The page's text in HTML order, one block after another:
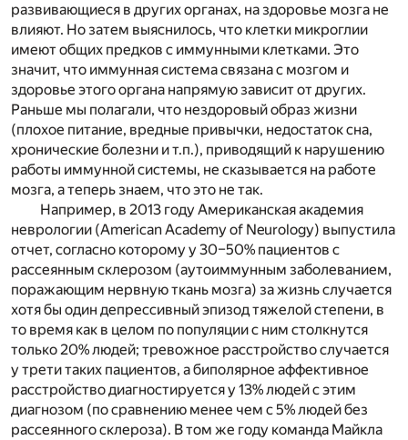
развивающиеся в других органах, на здоровье мозга не
влияют. Но затем выяснилось, что клетки микроглии
имеют общих предков с иммунными клетками. Это
значит, что иммунная система связана с мозгом и
здоровье этого органа напрямую зависит от других.
Раньше мы полагали, что нездоровый образ жизни
(плохое питание, вредные привычки, недостаток сна,
хронические болезни и т.п.), приводящий к нарушению
работы иммунной системы, не сказывается на работе
мозга, а теперь знаем, что это не так.
Например, в 2013 году Американская академия
неврологии (American Academy of Neurology) выпустила
отчет, согласно которому у 30–50% пациентов с
рассеянным склерозом (аутоиммунным заболеванием,
поражающим нервную ткань мозга) за жизнь случается
хотя бы один депрессивный эпизод тяжелой степени, в
то время как в целом по популяции с ним столкнутся
только 20% людей; тревожное расстройство случается
у трети таких пациентов, а биполярное аффективное
расстройство диагностируется у 13% людей с этим
диагнозом (по сравнению менее чем с 5% людей без
рассеянного склероза). В том же году команда Майкла